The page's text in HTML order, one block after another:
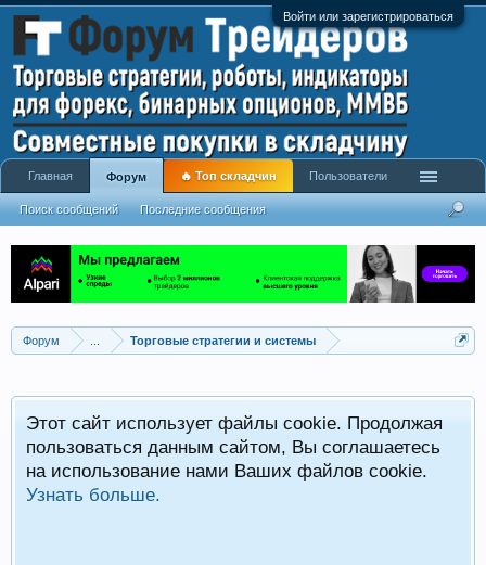
Войти или зарегистрироваться
Форум Торговые стратегии и системы
Этот сайт использует файлы cookie. Продолжая
пользоваться данным сайтом, Вы соглашаетесь
на использование нами Ваших файлов cookie.
Узнать больше.
Главная Форум
Поиск сообщений Последние сообщения
🔥 Топ складчин Пользователи